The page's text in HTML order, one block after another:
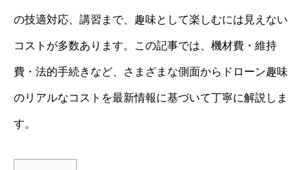
の技適対応、講習まで、趣味として楽しむには見えない
コストが多数あります。この記事では、機材費・維持
費・法的手続きなど、さまざまな側面からドローン趣味
のリアルなコストを最新情報に基づいて丁寧に解説しま
す。